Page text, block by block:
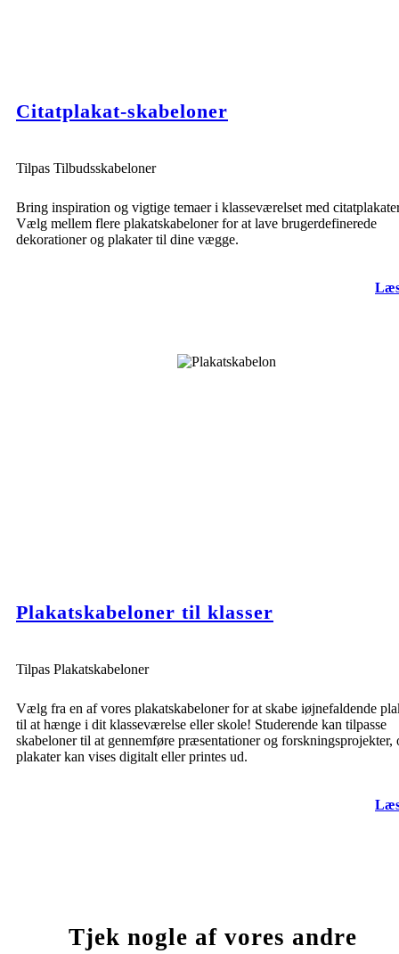
Citatplakat-skabeloner
Tilpas Tilbudsskabeloner
Bring inspiration og vigtige temaer i klasseværelset med
Vælg mellem flere plakatskabeloner for at lave brugerdefinerede
dekorationer og plakater til dine vægge.
Plakatskabeloner til klasser
Tilpas Plakatskabeloner
Vælg fra en af vores plakatskabeloner for at skabe iøjnefaldende
til at hænge i dit klasseværelse eller skole! Studerende kan tilpasse
skabeloner til at gennemføre præsentationer og forskningsprojekter,
plakater kan vises digitalt eller printes ud.
Tjek nogle af vores andre